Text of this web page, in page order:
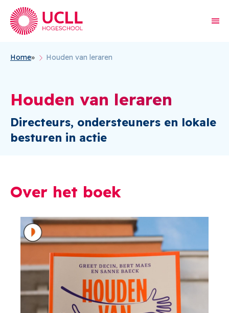
Kruimelpad
Home Houden van leraren
Houden van leraren
Directeurs, ondersteuners en lokale
besturen in actie
Over het boek